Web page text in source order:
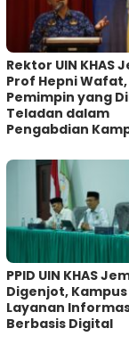
Rektor UIN KHAS
Prof Hepni Wafat,
Pemimpin yang
Teladan dalam
Pengabdian
PPID UIN KHAS
Digenjot,
Layanan
Berbasis Digital